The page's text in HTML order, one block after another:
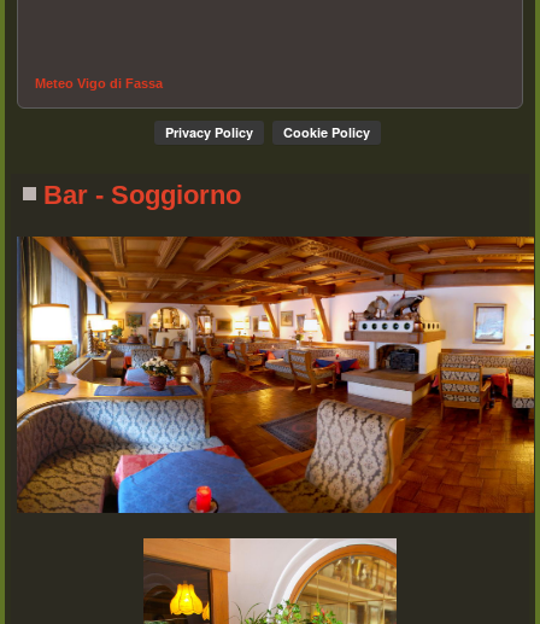
Meteo Vigo di Fassa
Bar - Soggiorno